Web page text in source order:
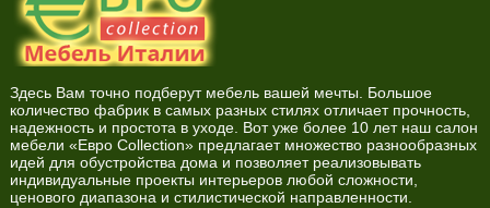
Здесь Вам точно подберут мебель вашей мечты. Большое
количество фабрик в самых разных стилях отличает прочность,
надежность и простота в уходе. Вот уже более 10 лет наш салон
мебели «Евро Collection» предлагает множество разнообразных
идей для обустройства дома и позволяет реализовывать
индивидуальные проекты интерьеров любой сложности,
ценового диапазона и стилистической направленности.